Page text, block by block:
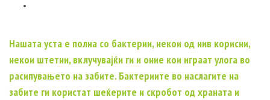
Нашата уста е полна со бактерии, некои од нив корисни,
некои штетни, вклучувајќи ги и оние кои играат улога во
расипувањето на забите. Бактериите во наслагите на
забите ги користат шеќерите и скробот од храната и